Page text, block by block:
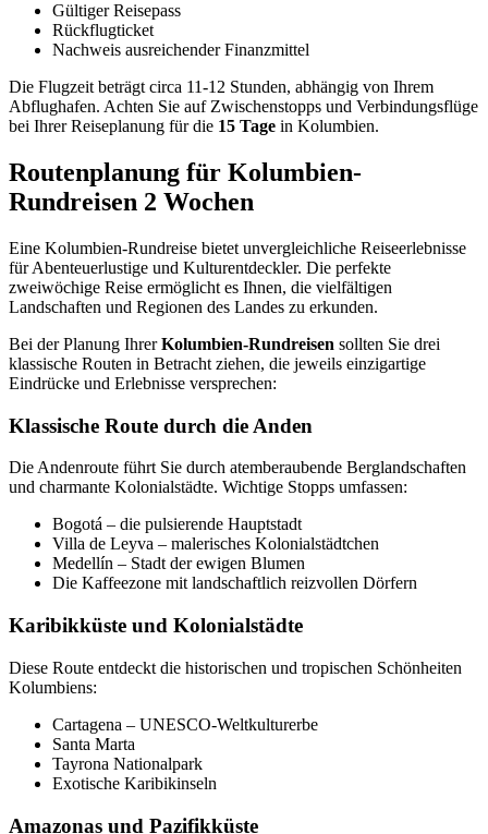
Gültiger Reisepass
Rückflugticket
Nachweis ausreichender Finanzmittel
Die Flugzeit beträgt circa 11-12 Stunden, abhängig von Ihrem
Abflughafen. Achten Sie auf Zwischenstopps und Verbindungsflüge
bei Ihrer Reiseplanung für die 15 Tage in Kolumbien.
Routenplanung für Kolumbien-
Rundreisen 2 Wochen
Eine Kolumbien-Rundreise bietet unvergleichliche Reiseerlebnisse
für Abenteuerlustige und Kulturentdeckler. Die perfekte
zweiwöchige Reise ermöglicht es Ihnen, die vielfältigen
Landschaften und Regionen des Landes zu erkunden.
Bei der Planung IhrerKolumbien-Rundreisen sollten Sie drei
klassische Routen in Betracht ziehen, die jeweils einzigartige
Eindrücke und Erlebnisse versprechen:
Klassische Route durch die Anden
Die Andenroute führt Sie durch atemberaubende Berglandschaften
und charmante Kolonialstädte. Wichtige Stopps umfassen:
Bogotá – die pulsierende Hauptstadt
Villa de Leyva – malerisches Kolonialstädtchen
Medellín – Stadt der ewigen Blumen
Die Kaffeezone mit landschaftlich reizvollen Dörfern
Karibikküste und Kolonialstädte
Diese Route entdeckt die historischen und tropischen Schönheiten
Kolumbiens:
Cartagena – UNESCO-Weltkulturerbe
Santa Marta
Tayrona Nationalpark
Exotische Karibikinseln
Amazonas und Pazifikküste